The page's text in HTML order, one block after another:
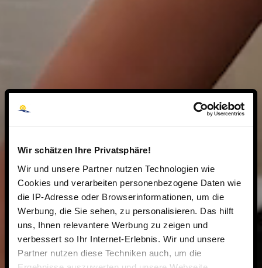
Wir schätzen Ihre Privatsphäre!
Wir und unsere Partner nutzen Technologien wie
Cookies und verarbeiten personenbezogene Daten wie
die IP-Adresse oder Browserinformationen, um die
Werbung, die Sie sehen, zu personalisieren. Das hilft
uns, Ihnen relevantere Werbung zu zeigen und
verbessert so Ihr Internet-Erlebnis. Wir und unsere
Partner nutzen diese Techniken auch, um die